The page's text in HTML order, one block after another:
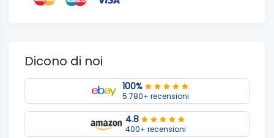
Dicono di noi
100%
5.780+ recensioni
4.8
400+ recensioni